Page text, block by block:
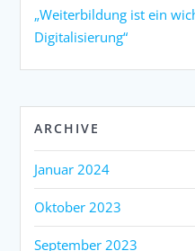
„Weiterbildung ist ein
Digitalisierung“
ARCHIVE
Januar 2024
Oktober 2023
September 2023